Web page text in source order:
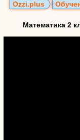
Ozzi.plus
Математика 2